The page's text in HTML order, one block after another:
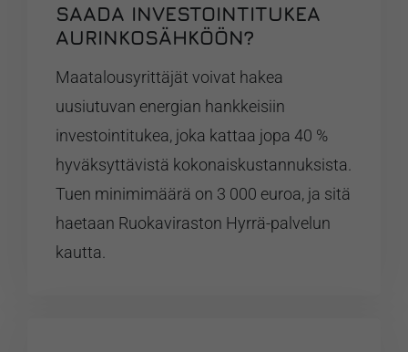
SAADA INVESTOINTITUKEA
AURINKOSÄHKÖÖN?
Maatalousyrittäjät voivat hakea
uusiutuvan energian hankkeisiin
investointitukea, joka kattaa jopa 40 %
hyväksyttävistä kokonaiskustannuksista.
Tuen minimimäärä on 3 000 euroa, ja sitä
haetaan Ruokaviraston Hyrrä-palvelun
kautta.